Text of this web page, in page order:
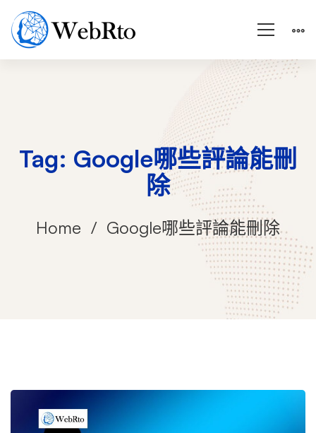
Tag: Google哪些評論能刪
除
Home Google哪些評論能刪除